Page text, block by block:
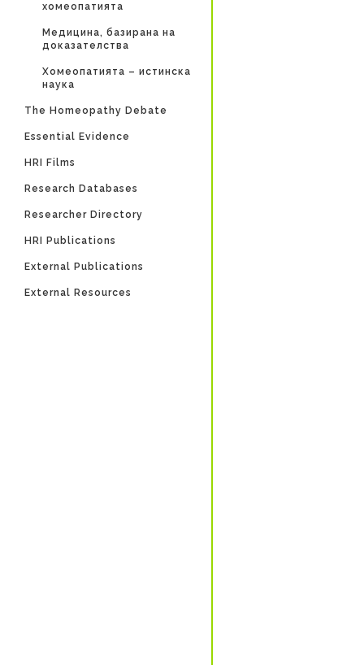
хомеопатията
Медицина, базирана на
доказателства
Хомеопатията – истинска
наука
The Homeopathy Debate
Essential Evidence
HRI Films
Research Databases
Researcher Directory
HRI Publications
External Publications
External Resources